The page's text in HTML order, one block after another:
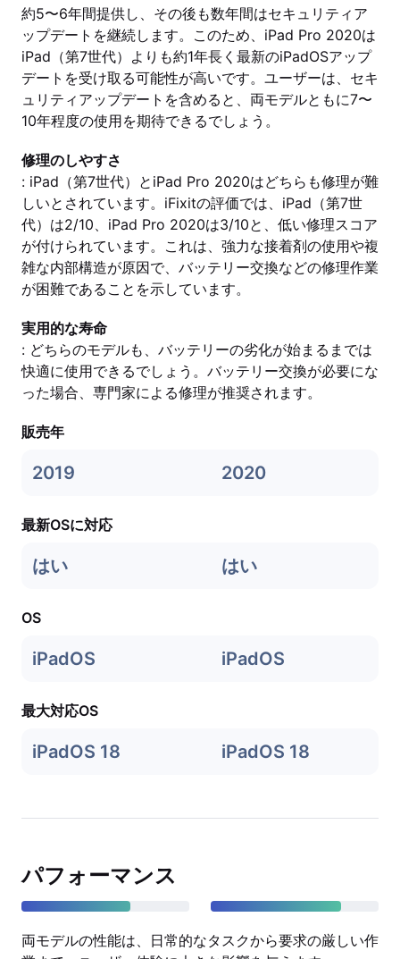
約5〜6年間提供し、その後も数年間はセキュリティア
ップデートを継続します。このため、iPad Pro 2020は
iPad（第7世代）よりも約1年長く最新のiPadOSアップ
デートを受け取る可能性が高いです。ユーザーは、セキ
ュリティアップデートを含めると、両モデルともに7〜
10年程度の使用を期待できるでしょう。
修理のしやすさ
: iPad（第7世代）とiPad Pro 2020はどちらも修理が難
しいとされています。iFixitの評価では、iPad（第7世
代）は2/10、iPad Pro 2020は3/10と、低い修理スコア
が付けられています。これは、強力な接着剤の使用や複
雑な内部構造が原因で、バッテリー交換などの修理作業
が困難であることを示しています。
実用的な寿命
: どちらのモデルも、バッテリーの劣化が始まるまでは
快適に使用できるでしょう。バッテリー交換が必要にな
った場合、専門家による修理が推奨されます。
販売年
2019 2020
最新OSに対応
はい はい
OS
iPadOS iPadOS
最大対応OS
iPadOS 18 iPadOS 18
パフォーマンス
両モデルの性能は、日常的なタスクから要求の厳しい作